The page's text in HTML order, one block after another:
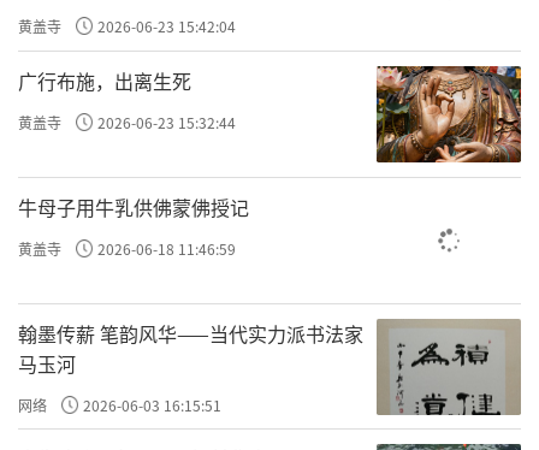
黄盖寺 2026-06-23 15:42:04
广行布施，出离生死
黄盖寺 2026-06-23 15:32:44
牛母子用牛乳供佛蒙佛授记
黄盖寺 2026-06-18 11:46:59
翰墨传薪 笔韵风华——当代实力派书法家
马玉河
网络 2026-06-03 16:15:51